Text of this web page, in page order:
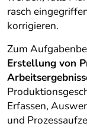
rasch
korrigieren.
Zum
Erstellung von
Erfassen,
und